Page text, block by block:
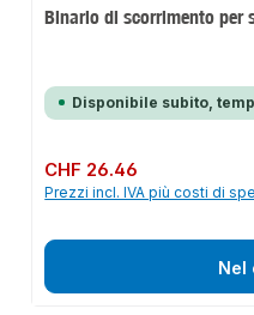
Binario di scorrimento per
Disponibile subito,
Prezzo normale:
CHF 26.46
Prezzi incl. IVA più costi di
Nel